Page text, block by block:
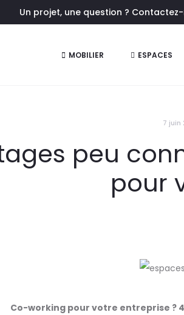
Un projet, une question ?
MOBILIER ESPACES
7 juin
peu
pour
Co-working pour votre entreprise ?